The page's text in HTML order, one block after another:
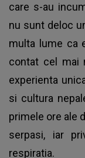
care s-au
nu sunt deloc
multa lume ca
contat cel mai
experienta
si cultura
primele ore ale
serpasi, iar
respiratia.